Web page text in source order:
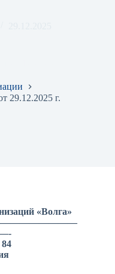
29.12.2025 г.
«Волга»